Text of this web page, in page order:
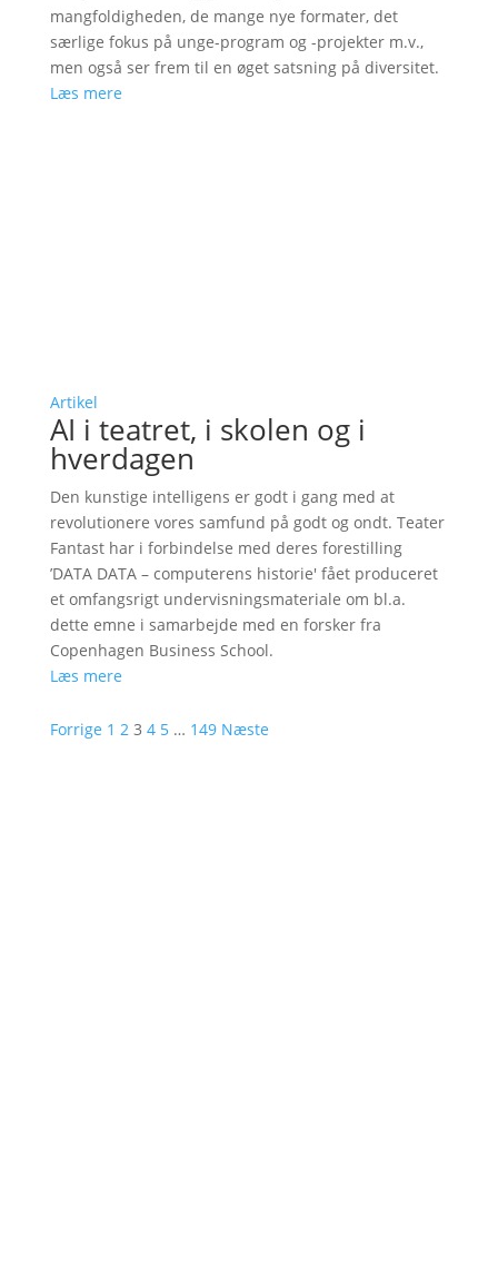
mangfoldigheden, de mange nye formater, det
særlige fokus på unge-program og -projekter m.v.,
men også ser frem til en øget satsning på diversitet.
Læs mere
Artikel
AI i teatret, i skolen og i
hverdagen
Den kunstige intelligens er godt i gang med at
revolutionere vores samfund på godt og ondt. Teater
Fantast har i forbindelse med deres forestilling
’DATA DATA – computerens historie' fået produceret
et omfangsrigt undervisningsmateriale om bl.a.
dette emne i samarbejde med en forsker fra
Copenhagen Business School.
Læs mere
Forrige 1 2 3 4 5 … 149 Næste